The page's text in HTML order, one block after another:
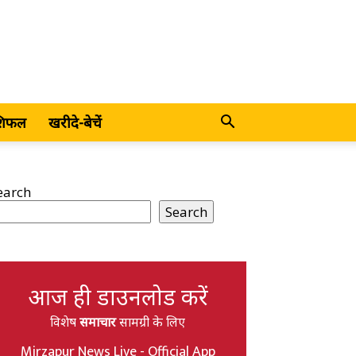
खरीदे-बेचें
Search
आज ही डाउनलोड करें
विशेषसमाचारसामग्री के लिए